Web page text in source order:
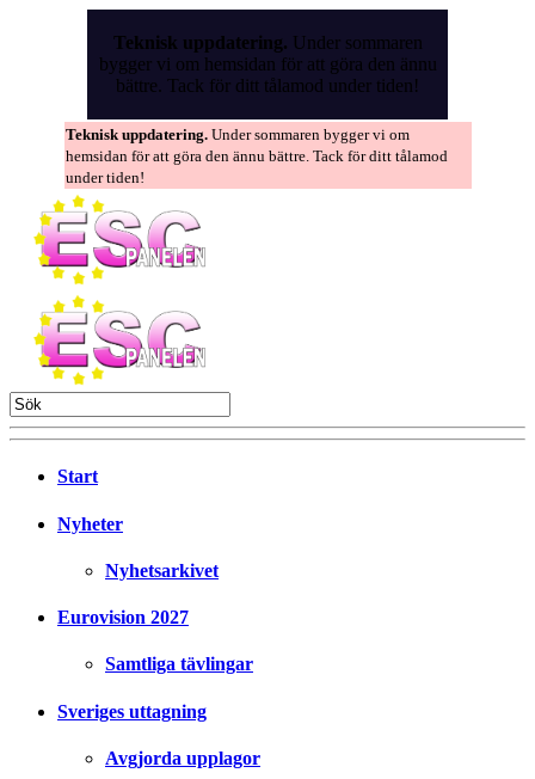
Teknisk uppdatering. Under sommaren
bygger vi om hemsidan för att göra den ännu
bättre. Tack för ditt tålamod under tiden!
Teknisk uppdatering. Under sommaren bygger vi om
hemsidan för att göra den ännu bättre. Tack för ditt tålamod
under tiden!
Start
Nyheter
Nyhetsarkivet
Eurovision 2027
Samtliga tävlingar
Sveriges uttagning
Avgjorda upplagor